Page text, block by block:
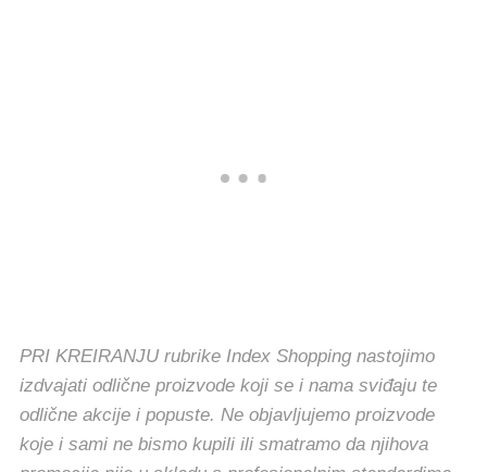
PRI KREIRANJU rubrike Index Shopping nastojimo
izdvajati odlične proizvode koji se i nama sviđaju te
odlične akcije i popuste. Ne objavljujemo proizvode
koje i sami ne bismo kupili ili smatramo da njihova